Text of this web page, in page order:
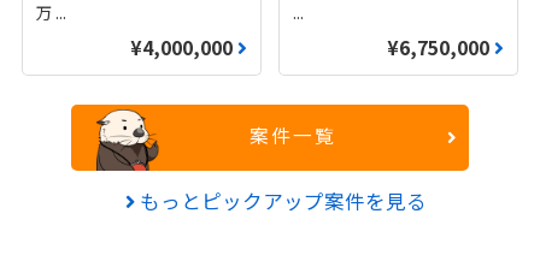
万 ...
¥4,000,000
...
¥6,750,000
案件一覧
もっとピックアップ案件を見る